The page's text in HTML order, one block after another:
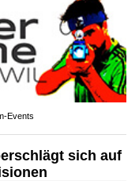
Events
sich auf